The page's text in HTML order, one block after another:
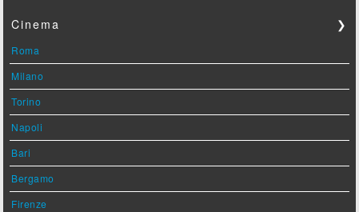
Cinema ❯
Roma
Milano
Torino
Napoli
Bari
Bergamo
Firenze